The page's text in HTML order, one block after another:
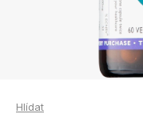
Hlídat